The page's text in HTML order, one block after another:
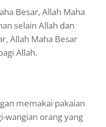
Besar, Allah Maha
selain Allah dan
Allah Maha Besar
Allah.
memakai pakaian
wangian orang yang